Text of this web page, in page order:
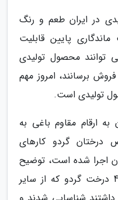
در ایران طعم و رنگ
پایین قابلیت
توانند محصول تولیدی
برسانند، امروز مهم
تولیدی است.
به ارقام مقاوم باغی به
گردو کارهای
اجرا شده است، توضیح
داد: طی بررسی های میدانی 400 درخت گردو که از سایر